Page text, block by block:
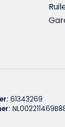
61343269